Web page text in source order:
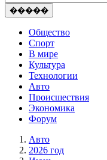
�����
Общество
Спорт
В мире
Культура
Технологии
Авто
Происшествия
Экономика
Форум
Авто
2026 год